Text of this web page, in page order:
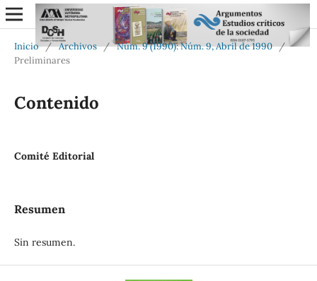
Inicio / Archivos / Núm. 9 (1990): Núm. 9, Abril de 1990 /
Preliminares
Contenido
Comité Editorial
Resumen
Sin resumen.